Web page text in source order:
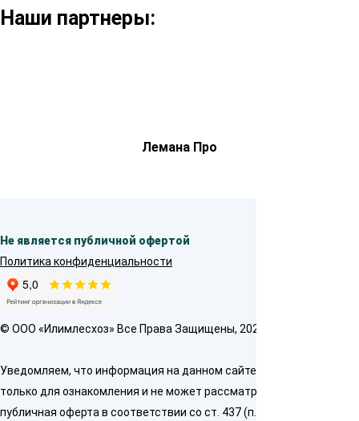
Наши партнеры:
Лемана Про
Не является публичной офертой
Политика конфиденциальности
© OOO «Илимлесхоз» Все Права Защищены, 2026
Уведомляем, что информация на данном сайте предназначена
только для ознакомления и не может рассматриваться как
публичная оферта в соответствии со ст. 437 (п. 2) ГК РФ. Для